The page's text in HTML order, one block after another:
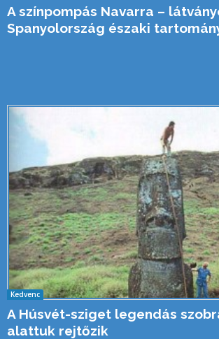
A színpompás Navarra –
Spanyolország északi
Kedvenc
A Húsvét-sziget legendás
alattuk rejtőzik